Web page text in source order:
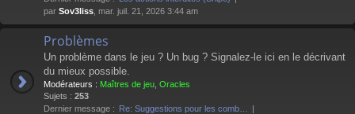
par Sov3liss , mar. juil. 21, 2026 3:44 am
Problèmes
Un problème dans le jeu ? Un bug ? Signalez-le ici en le décrivant
du mieux possible.
Modérateurs : Maîtres de jeu Oracles
Sujets : 253
Dernier message : Re: Suggestions pour les comb…